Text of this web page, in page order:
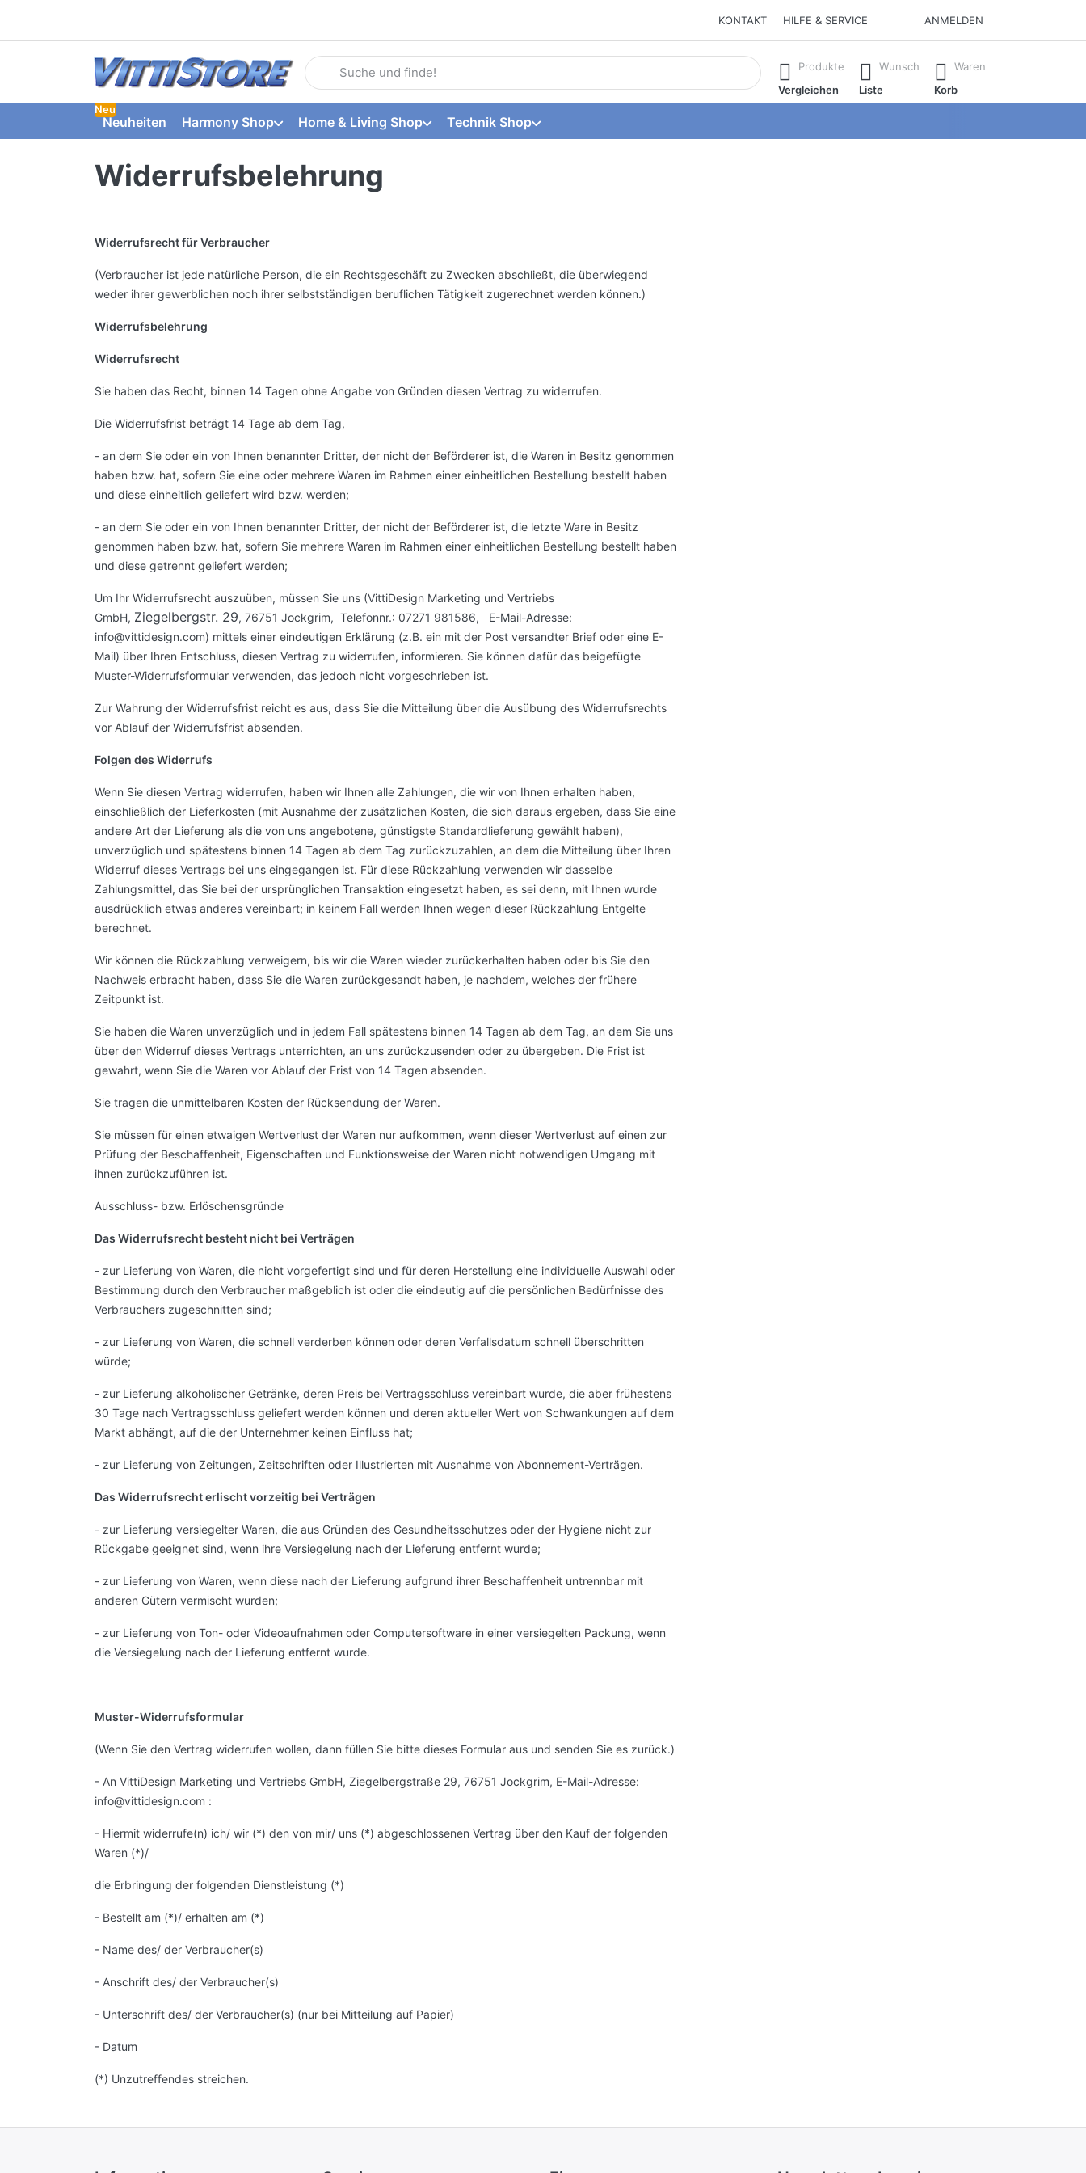
KONTAKT HILFE & SERVICE ANMELDEN
Geben Sie einen Suchbegriff ein. Während Sie tippen, erscheinen automatisch erste Ergebnisse. Drücken Sie die Eingabetaste, um alle
Produkte
Vergleichen
Wunsch
Liste
Waren
Korb
Neuheiten
Neu
Harmony Shop Home & Living Shop Technik Shop
Widerrufsbelehrung
Widerrufsrecht für Verbraucher
(Verbraucher ist jede natürliche Person, die ein Rechtsgeschäft zu Zwecken abschließt, die überwiegend
weder ihrer gewerblichen noch ihrer selbstständigen beruflichen Tätigkeit zugerechnet werden können.)
Widerrufsbelehrung
Widerrufsrecht
Sie haben das Recht, binnen 14 Tagen ohne Angabe von Gründen diesen Vertrag zu widerrufen.
Die Widerrufsfrist beträgt 14 Tage ab dem Tag,
- an dem Sie oder ein von Ihnen benannter Dritter, der nicht der Beförderer ist, die Waren in Besitz genommen
haben bzw. hat, sofern Sie eine oder mehrere Waren im Rahmen einer einheitlichen Bestellung bestellt haben
und diese einheitlich geliefert wird bzw. werden;
- an dem Sie oder ein von Ihnen benannter Dritter, der nicht der Beförderer ist, die letzte Ware in Besitz
genommen haben bzw. hat, sofern Sie mehrere Waren im Rahmen einer einheitlichen Bestellung bestellt haben
und diese getrennt geliefert werden;
Um Ihr Widerrufsrecht auszuüben, müssen Sie uns (VittiDesign Marketing und Vertriebs
GmbH, Ziegelbergstr. 29, 76751 Jockgrim, Telefonnr.: 07271 981586, E-Mail-Adresse:
info@vittidesign.com) mittels einer eindeutigen Erklärung (z.B. ein mit der Post versandter Brief oder eine E-
Mail) über Ihren Entschluss, diesen Vertrag zu widerrufen, informieren. Sie können dafür das beigefügte
Muster-Widerrufsformular verwenden, das jedoch nicht vorgeschrieben ist.
Zur Wahrung der Widerrufsfrist reicht es aus, dass Sie die Mitteilung über die Ausübung des Widerrufsrechts
vor Ablauf der Widerrufsfrist absenden.
Folgen des Widerrufs
Wenn Sie diesen Vertrag widerrufen, haben wir Ihnen alle Zahlungen, die wir von Ihnen erhalten haben,
einschließlich der Lieferkosten (mit Ausnahme der zusätzlichen Kosten, die sich daraus ergeben, dass Sie eine
andere Art der Lieferung als die von uns angebotene, günstigste Standardlieferung gewählt haben),
unverzüglich und spätestens binnen 14 Tagen ab dem Tag zurückzuzahlen, an dem die Mitteilung über Ihren
Widerruf dieses Vertrags bei uns eingegangen ist. Für diese Rückzahlung verwenden wir dasselbe
Zahlungsmittel, das Sie bei der ursprünglichen Transaktion eingesetzt haben, es sei denn, mit Ihnen wurde
ausdrücklich etwas anderes vereinbart; in keinem Fall werden Ihnen wegen dieser Rückzahlung Entgelte
berechnet.
Wir können die Rückzahlung verweigern, bis wir die Waren wieder zurückerhalten haben oder bis Sie den
Nachweis erbracht haben, dass Sie die Waren zurückgesandt haben, je nachdem, welches der frühere
Zeitpunkt ist.
Sie haben die Waren unverzüglich und in jedem Fall spätestens binnen 14 Tagen ab dem Tag, an dem Sie uns
über den Widerruf dieses Vertrags unterrichten, an uns zurückzusenden oder zu übergeben. Die Frist ist
gewahrt, wenn Sie die Waren vor Ablauf der Frist von 14 Tagen absenden.
Sie tragen die unmittelbaren Kosten der Rücksendung der Waren.
Sie müssen für einen etwaigen Wertverlust der Waren nur aufkommen, wenn dieser Wertverlust auf einen zur
Prüfung der Beschaffenheit, Eigenschaften und Funktionsweise der Waren nicht notwendigen Umgang mit
ihnen zurückzuführen ist.
Ausschluss- bzw. Erlöschensgründe
Das Widerrufsrecht besteht nicht bei Verträgen
- zur Lieferung von Waren, die nicht vorgefertigt sind und für deren Herstellung eine individuelle Auswahl oder
Bestimmung durch den Verbraucher maßgeblich ist oder die eindeutig auf die persönlichen Bedürfnisse des
Verbrauchers zugeschnitten sind;
- zur Lieferung von Waren, die schnell verderben können oder deren Verfallsdatum schnell überschritten
würde;
- zur Lieferung alkoholischer Getränke, deren Preis bei Vertragsschluss vereinbart wurde, die aber frühestens
30 Tage nach Vertragsschluss geliefert werden können und deren aktueller Wert von Schwankungen auf dem
Markt abhängt, auf die der Unternehmer keinen Einfluss hat;
- zur Lieferung von Zeitungen, Zeitschriften oder Illustrierten mit Ausnahme von Abonnement-Verträgen.
Das Widerrufsrecht erlischt vorzeitig bei Verträgen
- zur Lieferung versiegelter Waren, die aus Gründen des Gesundheitsschutzes oder der Hygiene nicht zur
Rückgabe geeignet sind, wenn ihre Versiegelung nach der Lieferung entfernt wurde;
- zur Lieferung von Waren, wenn diese nach der Lieferung aufgrund ihrer Beschaffenheit untrennbar mit
anderen Gütern vermischt wurden;
- zur Lieferung von Ton- oder Videoaufnahmen oder Computersoftware in einer versiegelten Packung, wenn
die Versiegelung nach der Lieferung entfernt wurde.
Muster-Widerrufsformular
(Wenn Sie den Vertrag widerrufen wollen, dann füllen Sie bitte dieses Formular aus und senden Sie es zurück.)
- An VittiDesign Marketing und Vertriebs GmbH, Ziegelbergstraße 29, 76751 Jockgrim, E-Mail-Adresse:
info@vittidesign.com :
- Hiermit widerrufe(n) ich/ wir (*) den von mir/ uns (*) abgeschlossenen Vertrag über den Kauf der folgenden
Waren (*)/
die Erbringung der folgenden Dienstleistung (*)
- Bestellt am (*)/ erhalten am (*)
- Name des/ der Verbraucher(s)
- Anschrift des/ der Verbraucher(s)
- Unterschrift des/ der Verbraucher(s) (nur bei Mitteilung auf Papier)
- Datum
(*) Unzutreffendes streichen.